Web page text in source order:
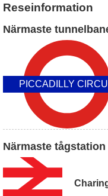
Reseinformation
Närmaste
PICCADILLY
Närmaste tågstation